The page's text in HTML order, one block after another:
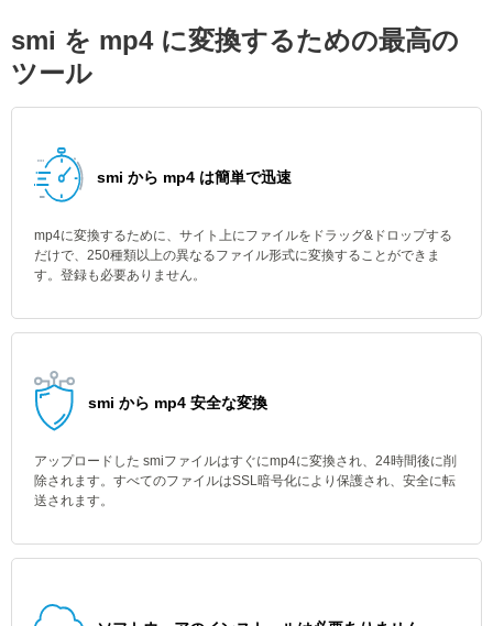
smi を mp4 に変換するための最高の
ツール
smi から mp4 は簡単で迅速
mp4に変換するために、サイト上にファイルをドラッグ&ドロップする
だけで、250種類以上の異なるファイル形式に変換することができま
す。登録も必要ありません。
smi から mp4 安全な変換
アップロードした smiファイルはすぐにmp4に変換され、24時間後に削
除されます。すべてのファイルはSSL暗号化により保護され、安全に転
送されます。